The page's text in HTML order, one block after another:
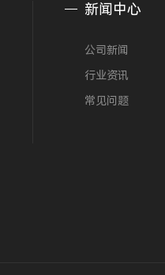
新闻中心
公司新闻
行业资讯
常见问题